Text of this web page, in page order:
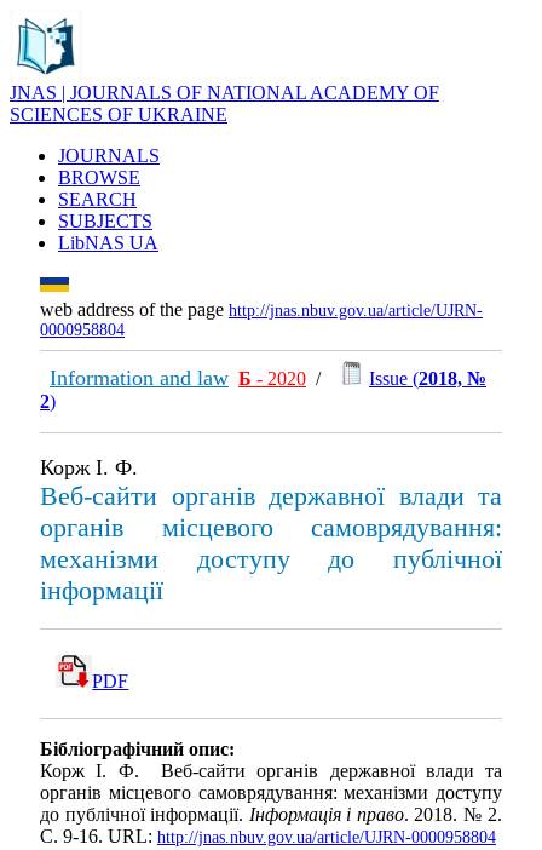
JNAS | JOURNALS OF NATIONAL ACADEMY OF
SCIENCES OF UKRAINE
JOURNALS
BROWSE
SEARCH
SUBJECTS
LibNAS UA
web address of the page http://jnas.nbuv.gov.ua/article/UJRN-
0000958804
Information and law Б - 2020 / Issue (2018, №
2)
Корж І. Ф.
Веб-сайти органів державної влади та
органів місцевого самоврядування:
механізми доступу до публічної
інформації
PDF
Бібліографічний опис:
Корж І. Ф. Веб-сайти органів державної влади та
органів місцевого самоврядування: механізми доступу
до публічної інформації. Інформація і право. 2018. № 2.
С. 9-16. URL: http://jnas.nbuv.gov.ua/article/UJRN-0000958804